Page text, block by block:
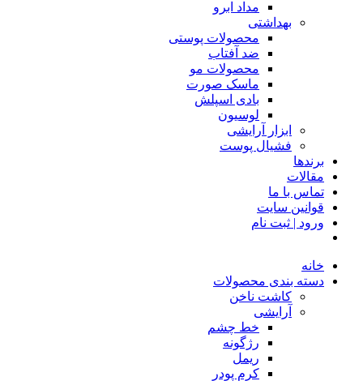
مداد ابرو
بهداشتی
محصولات پوستی
ضد آفتاب
محصولات مو
ماسک صورت
بادی اسپلش
لوسیون
ابزار آرایشی
فشیال پوست
برندها
مقالات
تماس با ما
قوانین سایت
ورود | ثبت نام
خانه
دسته بندی محصولات
کاشت ناخن
آرایشی
خط چشم
رژگونه
ریمل
کرم پودر